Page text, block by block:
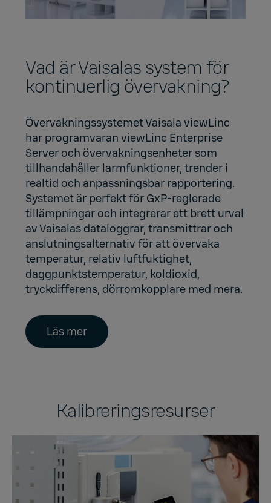
Vad är Vaisalas system för
kontinuerlig övervakning?
Övervakningssystemet Vaisala viewLinc
har programvaran viewLinc Enterprise
Server och övervakningsenheter som
tillhandahåller larmfunktioner, trender i
realtid och anpassningsbar rapportering.
Systemet är perfekt för GxP-reglerade
tillämpningar och integrerar ett brett urval
av Vaisalas dataloggrar, transmittrar och
anslutningsalternativ för att övervaka
temperatur, relativ luftfuktighet,
daggpunktstemperatur, koldioxid,
tryckdifferens, dörromkopplare med mera.
Läs mer
Kalibreringsresurser